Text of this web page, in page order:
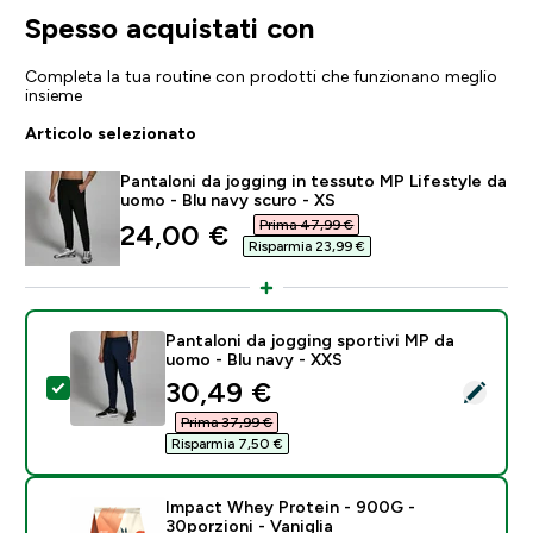
Spesso acquistati con
Completa la tua routine con prodotti che funzionano meglio
insieme
Articolo selezionato
Pantaloni da jogging in tessuto MP Lifestyle da
uomo - Blu navy scuro - XS
discounted price
24,00 €‎
Prima 47,99 €‎
Risparmia 23,99 €‎
Seleziona questo prodotto - Pantaloni da jogging
Pantaloni da jogging sportivi MP da
uomo - Blu navy - XXS
discounted price
30,49 €‎
Prima 37,99 €‎
Risparmia 7,50 €‎
Impact Whey Protein - 900G -
30porzioni - Vaniglia